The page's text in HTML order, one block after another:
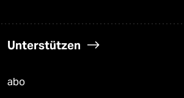
Unterstützen
abo